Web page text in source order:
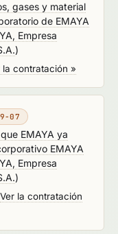
gases y material
de EMAYA
Empresa
)
la contratación »
07
EMAYA ya
EMAYA
Empresa
)
Ver la contratación